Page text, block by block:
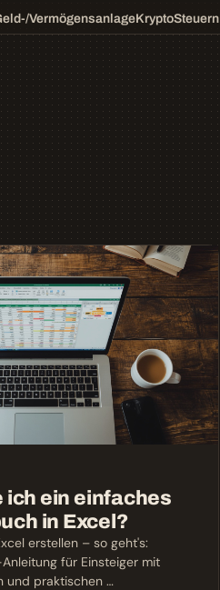
VermögensanlageKryptoSteuern
ich ein einfaches
in Excel?
erstellen – so geht's:
für Einsteiger mit
und praktischen …